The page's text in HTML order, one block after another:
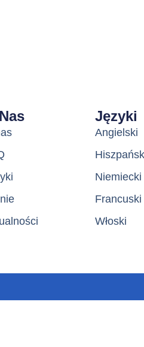
Języki
Angielski
Niemiecki
Francuski
Włoski
Lost your password?
up